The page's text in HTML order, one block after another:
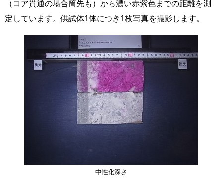
（コア貫通の場合筒先も）から濃い赤紫色までの距離を測
定しています。供試体1体につき1枚写真を撮影します。
中性化深さ